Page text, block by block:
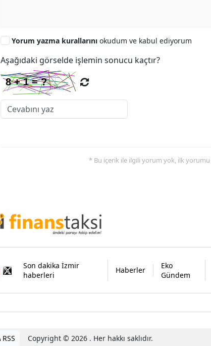
Yorum yazma kurallarını okudum ve kabul ediyorum
Aşağıdaki görselde işlemin sonucu kaçtır?
* Bu içerik ile ilgili yorum yok, ilk yorumu
Son dakika İzmir
haberleri
Haberler
Eko
Gündem
RSS Copyright © 2026 . Her hakkı saklıdır.